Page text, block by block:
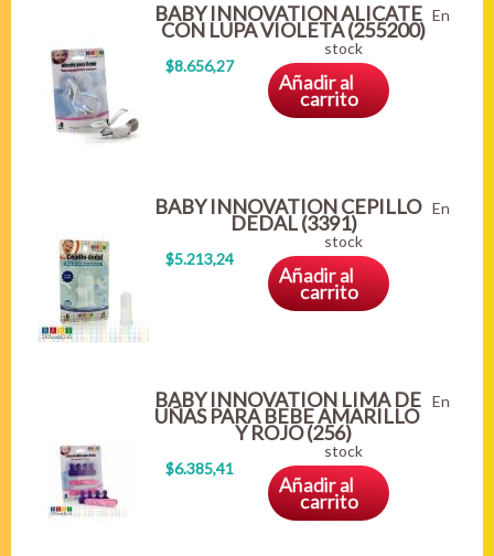
BABY INNOVATION ALICATE
CON LUPA VIOLETA (255200)
$8.656,27
En
stock
Añadir al
carrito
BABY INNOVATION CEPILLO
DEDAL (3391)
$5.213,24
En
stock
Añadir al
carrito
BABY INNOVATION LIMA DE
UÑAS PARA BEBE AMARILLO
Y ROJO (256)
$6.385,41
En
stock
Añadir al
carrito